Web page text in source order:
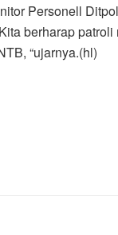
Personell
berharap
“ujarnya.(hl)